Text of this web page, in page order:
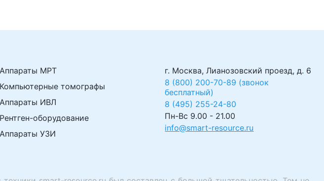
Аппараты МРТ
Компьютерные томографы
Аппараты ИВЛ
Рентген-оборудование
Аппараты УЗИ
г. Москва, Лианозовский проезд, д. 6
8 (800) 200-70-89 (звонок
бесплатный)
8 (495) 255-24-80
Пн-Вс 9.00 - 21.00
info@smart-resource.ru